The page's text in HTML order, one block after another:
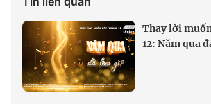
Thay lời
12: Năm qua